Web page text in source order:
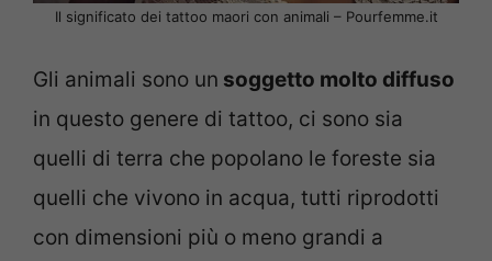
Il significato dei tattoo maori con animali – Pourfemme.it
Gli animali sono un soggetto molto diffuso
in questo genere di tattoo, ci sono sia
quelli di terra che popolano le foreste sia
quelli che vivono in acqua, tutti riprodotti
con dimensioni più o meno grandi a